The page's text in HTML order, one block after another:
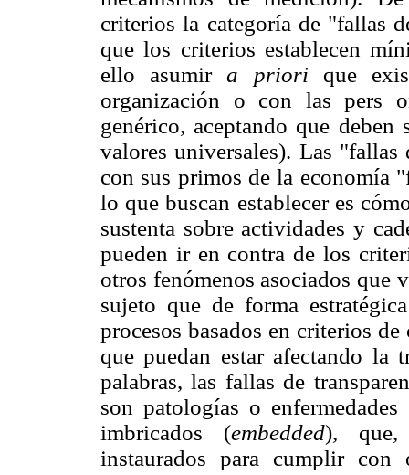
criterios la categoría de "fallas
que los criterios establecen
ello asumira priorique
organización o con las pers
genérico, aceptando que
valores universales). Las
con sus primos de la economía
lo que buscan establecer es
sustenta sobre actividades y
pueden ir en contra de los
otros fenómenos asociados que
sujeto que de forma
procesos basados en criterios
que puedan estar afectando la
palabras, las fallas de
son patologías o
imbricados (embedded), que,
instaurados para cumplir